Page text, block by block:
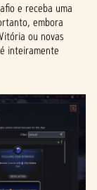
e receba uma
embora
ou novas
inteiramente